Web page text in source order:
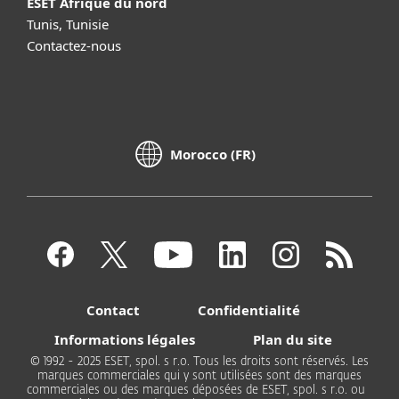
Tunis, Tunisie
Contactez-nous
Morocco (FR)
Contact
Confidentialité
Informations légales
Plan du site
© 1992 - 2025 ESET, spol. s r.o. Tous les droits sont réservés. Les
marques commerciales qui y sont utilisées sont des marques
commerciales ou des marques déposées de ESET, spol. s r.o. ou